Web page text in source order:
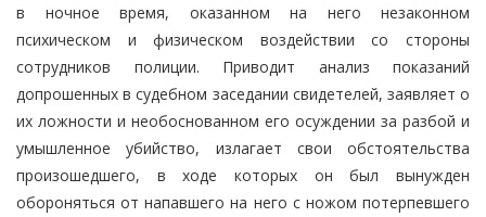
в ночное время, оказанном на него незаконном
психическом и физическом воздействии со стороны
сотрудников полиции. Приводит анализ показаний
допрошенных в судебном заседании свидетелей, заявляет о
их ложности и необоснованном его осуждении за разбой и
умышленное убийство, излагает свои обстоятельства
произошедшего, в ходе которых он был вынужден
обороняться от напавшего на него с ножом потерпевшего